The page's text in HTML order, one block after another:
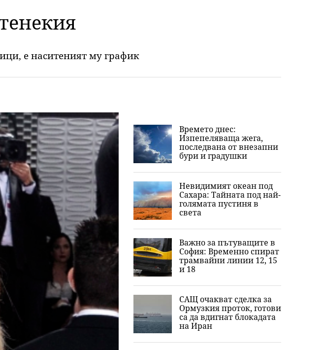
е наситеният му график
Времето днес:
Изпепеляваща жега,
последвана от внезапни
бури и градушки
Невидимият океан под
Сахара: Тайната под най-
голямата пустиня в
света
Важно за пътуващите в
София: Временно спират
трамвайни линии 12, 15
и 18
САЩ очакват сделка за
Ормузкия проток, готови
са да вдигнат блокадата
на Иран